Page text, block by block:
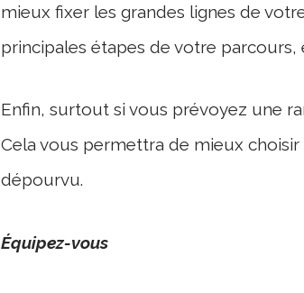
mieux fixer les grandes lignes de
principales étapes de votre
Enfin, surtout si vous prévoyez une
Cela vous permettra de mieux
dépourvu.
Équipez-vous